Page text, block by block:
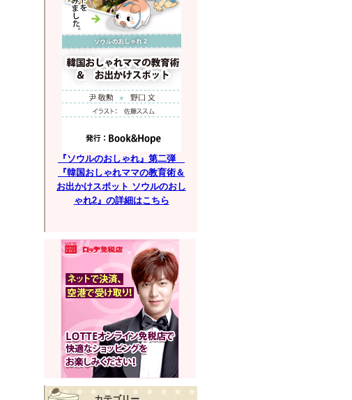
『ソウルのおしゃれ』第二弾
『韓国おしゃれママの教育術＆
お出かけスポット ソウルのおし
ゃれ2』の詳細はこちら